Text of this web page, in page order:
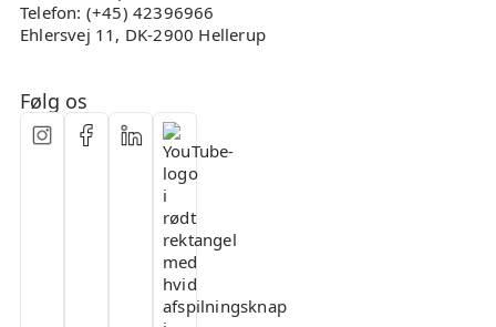
Telefon: (+45) 42396966
Ehlersvej 11, DK-2900 Hellerup
Følg os